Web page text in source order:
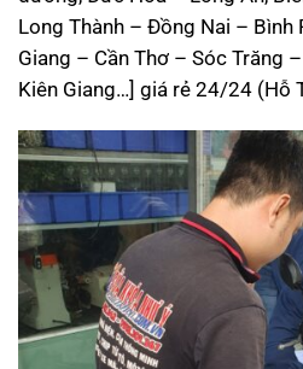
Long Thành – Đồng Nai – Bình
Giang – Cần Thơ – Sóc Trăng
Kiên Giang…] giá rẻ 24/24 (Hỗ